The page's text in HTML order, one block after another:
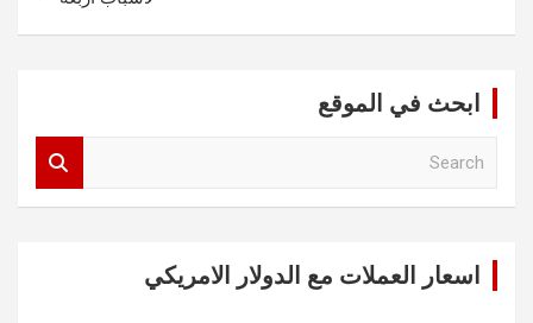
ابحث في الموقع
اسعار العملات مع الدولار الامريكي